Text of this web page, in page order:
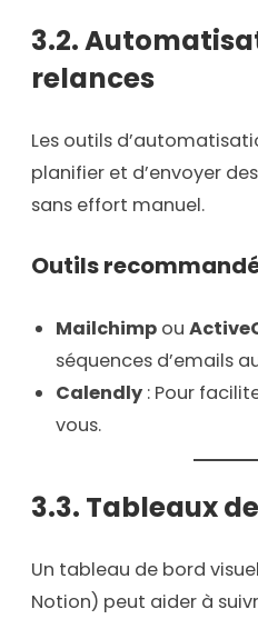
3.2.
relances
Les outils
planifier et d’envoyer
sans effort manuel.
Outils
Mailchimp ou
séquences d’emails
Calendly : Pour
vous.
3.3. Tableaux
Un tableau de bord
Notion) peut aider à